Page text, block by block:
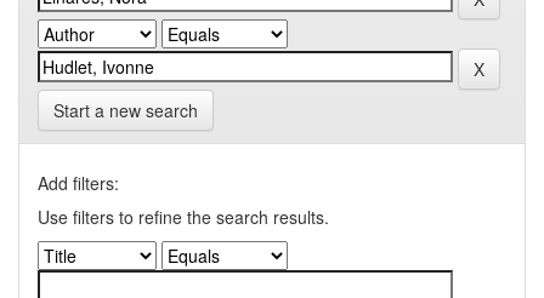
Start a new search
Add filters:
Use filters to refine the search results.